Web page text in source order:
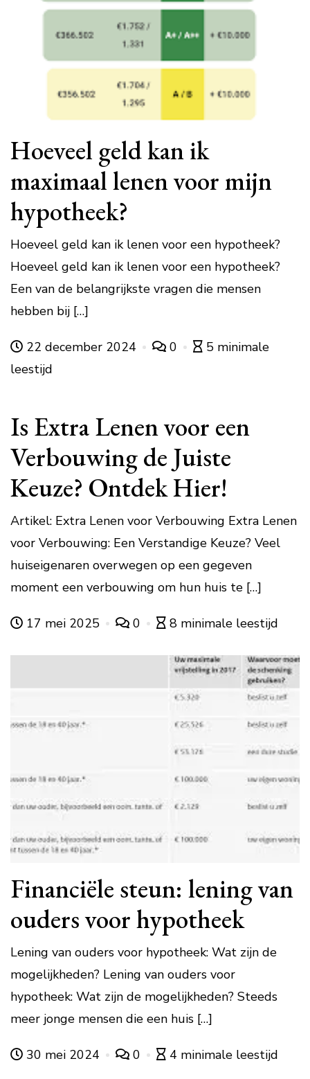
Hoeveel geld kan ik
maximaal lenen voor mijn
hypotheek?
Hoeveel geld kan ik lenen voor een hypotheek?
Hoeveel geld kan ik lenen voor een hypotheek?
Een van de belangrijkste vragen die mensen
hebben bij […]
22 december 2024 0
5 minimale
leestijd
Is Extra Lenen voor een
Verbouwing de Juiste
Keuze? Ontdek Hier!
Artikel: Extra Lenen voor Verbouwing Extra Lenen
voor Verbouwing: Een Verstandige Keuze? Veel
huiseigenaren overwegen op een gegeven
moment een verbouwing om hun huis te […]
17 mei 2025 0 8 minimale leestijd
Financiële steun: lening van
ouders voor hypotheek
Lening van ouders voor hypotheek: Wat zijn de
mogelijkheden? Lening van ouders voor
hypotheek: Wat zijn de mogelijkheden? Steeds
meer jonge mensen die een huis […]
30 mei 2024 0 4 minimale leestijd